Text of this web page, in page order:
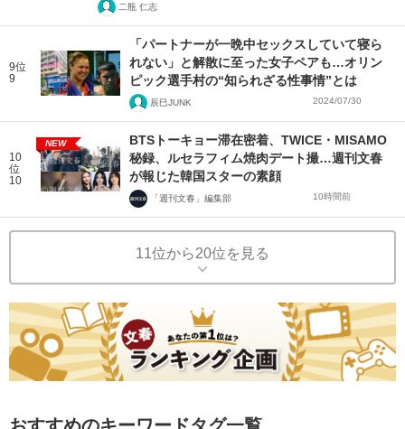
二瓶 仁志
9位
9
「パートナーが一晩中セックスしていて寝ら
れない」と解散に至った女子ペアも…オリン
ピック選手村の“知られざる性事情”とは
辰巳JUNK 2024/07/30
10
位
10
NEW
BTSトーキョー滞在密着、TWICE・MISAMO
秘録、ルセラフィム焼肉デート撮…週刊文春
が報じた韓国スターの素顔
「週刊文春」編集部 10時間前
11位から20位を見る